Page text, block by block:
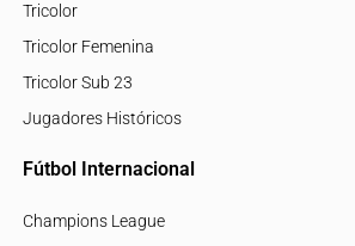
Tricolor
Tricolor Femenina
Tricolor Sub 23
Jugadores Históricos
Fútbol Internacional
Champions League